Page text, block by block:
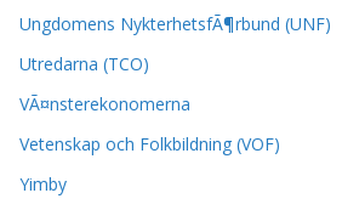
Ungdomens NykterhetsfÃ¶rbund (UNF)
Utredarna (TCO)
VÃ¤nsterekonomerna
Vetenskap och Folkbildning (VOF)
Yimby